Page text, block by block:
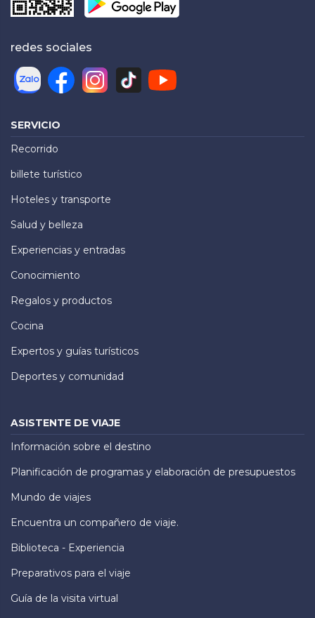
redes sociales
SERVICIO
Recorrido
billete turístico
Hoteles y transporte
Salud y belleza
Experiencias y entradas
Conocimiento
Regalos y productos
Cocina
Expertos y guías turísticos
Deportes y comunidad
ASISTENTE DE VIAJE
Información sobre el destino
Planificación de programas y elaboración de presupuestos
Mundo de viajes
Encuentra un compañero de viaje.
Biblioteca - Experiencia
Preparativos para el viaje
Guía de la visita virtual